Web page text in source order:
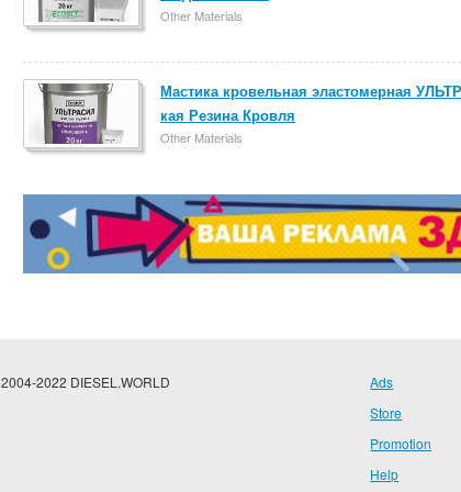
Other Materials
Мастика кровельная эластомерная
кая Резина Кровля
Other Materials
2004-2022 DIESEL.WORLD
Ads
Store
Promotion
Help